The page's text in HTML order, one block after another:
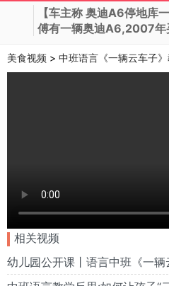
【车主称 奥迪A6停地库
傅有一辆奥迪A6,2007
美食视频 > 中班语言《一辆云车子
相关视频
幼儿园公开课丨语言中班《一辆